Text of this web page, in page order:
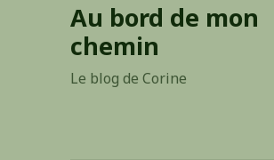
Au bord de mon
chemin
Le blog de Corine